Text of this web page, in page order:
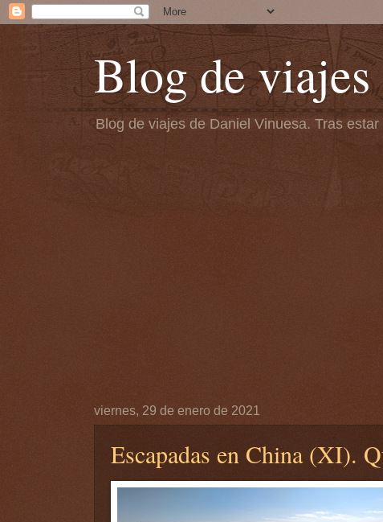
Blog de viajes
Blog de viajes de Daniel Vinuesa. Tras
viernes, 29 de enero de 2021
Escapadas en China (XI).